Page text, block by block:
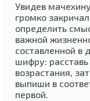
Увидев
громко
определить
важной
составленной в
шифру:
возрастания,
выпиши в
первой.